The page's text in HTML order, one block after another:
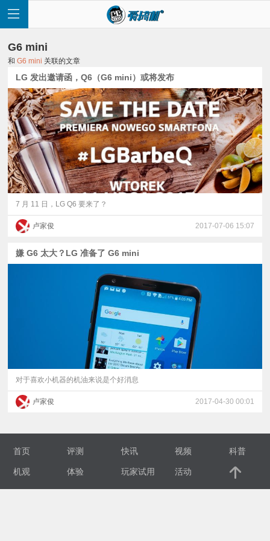
首
页
快
讯
评
测
普
专
G6 mini
和G6 mini 关联的文章
LG 发出邀请函，Q6（G6 mini）或将发布
7 月 11 日，LG Q6 要来了？
卢家俊 2017-07-06 15:07
嫌 G6 太大？LG 准备了 G6 mini
对于喜欢小机器的机油来说是个好消息
卢家俊 2017-04-30 00:01
首页 评测 快讯 视频 科普
机观 体验 玩家试用 活动